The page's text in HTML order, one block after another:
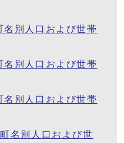
別人口および世帯
別人口および世帯
別人口および世帯
名別人口および世